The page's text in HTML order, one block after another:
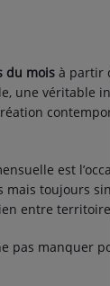
du mois à partir
une véritable
est
mais toujours
entre
pas manquer